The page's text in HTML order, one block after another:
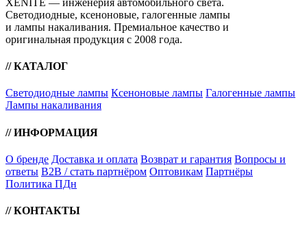
Светодиодные, ксеноновые, галогенные лампы
и лампы накаливания. Премиальное качество и
оригинальная продукция с 2008 года.
// КАТАЛОГ
Светодиодные лампы Ксеноновые лампы Галогенные лампы
Лампы накаливания
// ИНФОРМАЦИЯ
О бренде Доставка и оплата Возврат и гарантия Вопросы и
ответы B2B / стать партнёром Оптовикам Партнёры
Политика ПДн
// КОНТАКТЫ